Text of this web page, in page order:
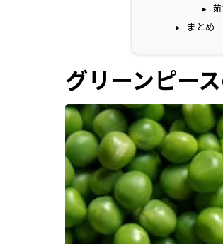
まとめ
グリーンピー